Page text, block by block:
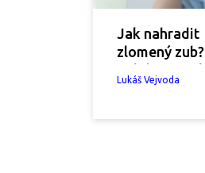
Jak nahradit
zlomený zub?
fazety a další
Lukáš Vejvoda